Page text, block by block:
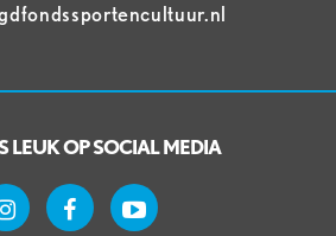
LEUK OP SOCIAL MEDIA